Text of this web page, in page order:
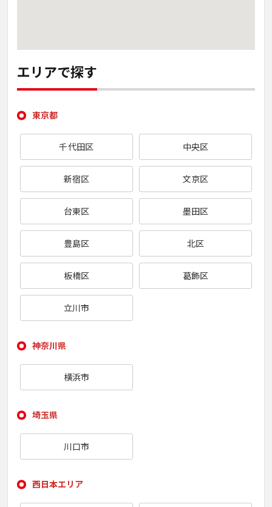
エリアで探す
東京都
千代田区 中央区
新宿区 文京区
台東区 墨田区
豊島区 北区
板橋区 葛飾区
立川市
神奈川県
横浜市
埼玉県
川口市
西日本エリア